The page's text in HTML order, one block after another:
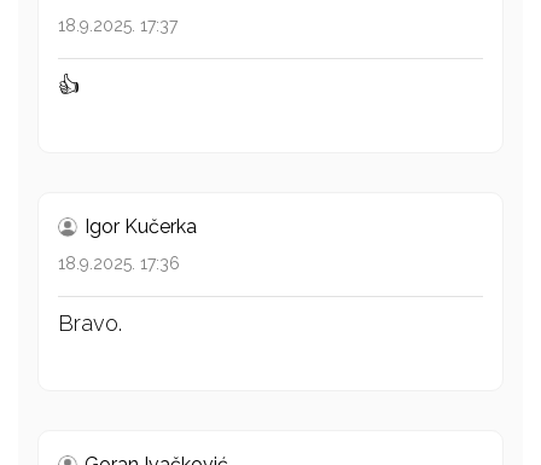
18.9.2025. 17:37
👍
Igor Kučerka
18.9.2025. 17:36
Bravo.